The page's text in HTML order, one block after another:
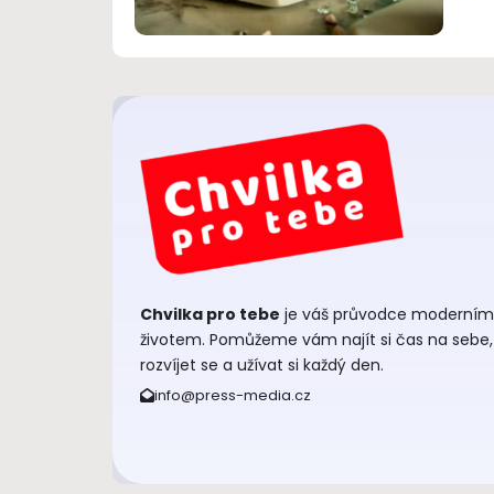
Chvilka pro tebe je váš průvodce moderním
životem. Pomůžeme vám najít si čas na sebe,
rozvíjet se a užívat si každý den.
info@press-media.cz